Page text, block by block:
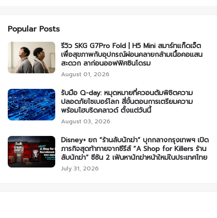
Popular Posts
รีวิว SKG G7Pro Fold | H5 Mini สมาร์ทแก็ดเจ็ต
เพื่อสุขภาพกับอุปกรณ์ผ่อนคลายกล้ามเนื้อคอแสน
สะดวก ลาก่อนออฟฟิศซินโดรม
August 01, 2026
รับมือ Q-day: หมุดหมายที่ควอนตัมพิชิตความ
ปลอดภัยไซเบอร์โลก สี่ขั้นตอนการเตรียมความ
พร้อมไฮบริดคลาวด์ ตั้งแต่วันนี้
August 03, 2026
Disney+ ยก “ร้านลับนักฆ่า” บุกกลางกรุงเทพฯ เปิด
ภารกิจสุดท้าทายจากซีรีส์ “A Shop for Killers ร้าน
ลับนักฆ่า” ซีซัน 2 เฟ้นหานักฆ่าหน้าใหม่ในประเทศไทย
July 31, 2026